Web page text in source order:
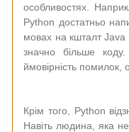
особливостях.
Python достатньо
мовах на кшталт Java
значно більше
ймовірність помилок,
Крім того, Python
Навіть людина, яка